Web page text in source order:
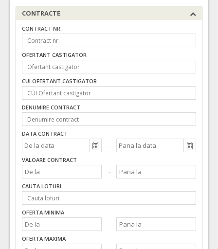
CONTRACTE
CONTRACT NR.
OFERTANT CASTIGATOR
CUI OFERTANT CASTIGATOR
DENUMIRE CONTRACT
DATA CONTRACT
VALOARE CONTRACT
CAUTA LOTURI
OFERTA MINIMA
OFERTA MAXIMA